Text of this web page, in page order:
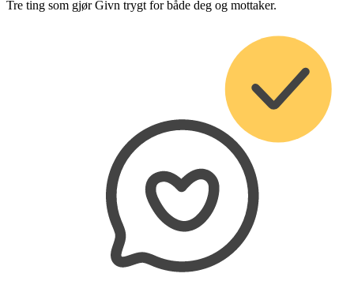
Tre ting som gjør Givn trygt for både deg og mottaker.